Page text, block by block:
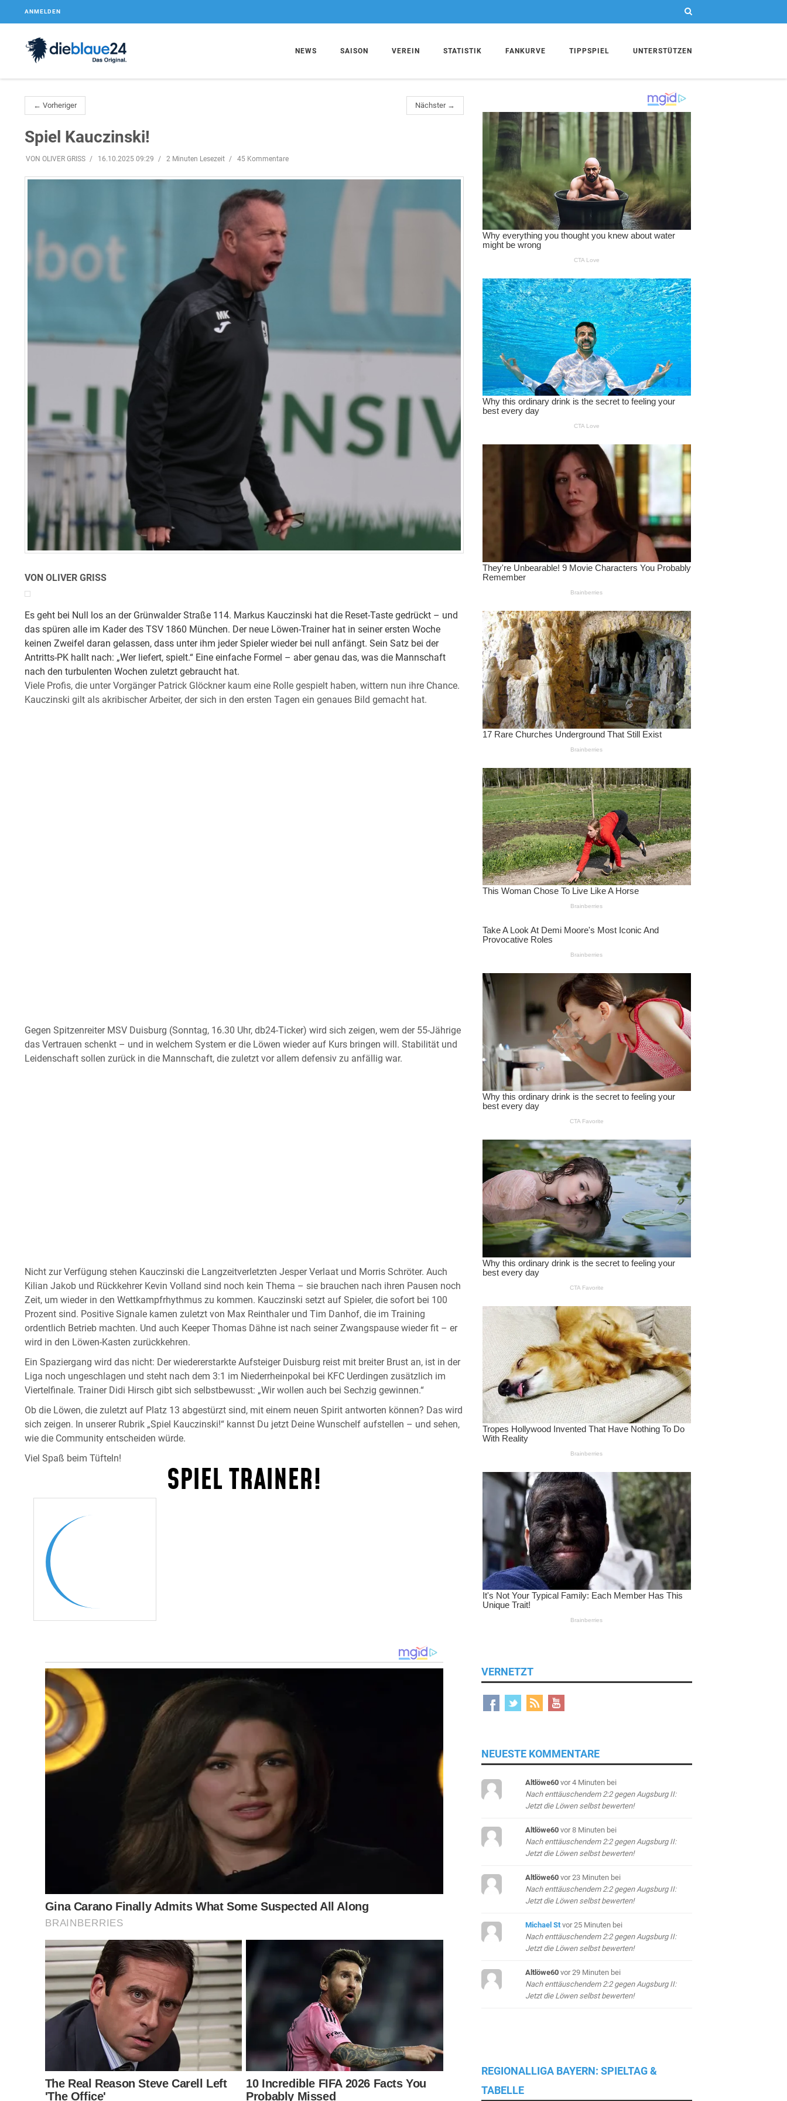
ANMELDEN
NEWS SAISON VEREIN STATISTIK FANKURVE TIPPSPIEL UNTERSTÜTZEN
← Vorheriger Nächster →
Spiel Kauczinski!
VON OLIVER GRISS 16.10.2025 09:29 2 Minuten Lesezeit 45 Kommentare
VON OLIVER GRISS
Es geht bei Null los an der Grünwalder Straße 114. Markus Kauczinski hat die Reset-Taste gedrückt – und
das spüren alle im Kader des TSV 1860 München. Der neue Löwen-Trainer hat in seiner ersten Woche
keinen Zweifel daran gelassen, dass unter ihm jeder Spieler wieder bei null anfängt. Sein Satz bei der
Antritts-PK hallt nach: „Wer liefert, spielt.“ Eine einfache Formel – aber genau das, was die Mannschaft
nach den turbulenten Wochen zuletzt gebraucht hat.
Viele Profis, die unter Vorgänger Patrick Glöckner kaum eine Rolle gespielt haben, wittern nun ihre Chance.
Kauczinski gilt als akribischer Arbeiter, der sich in den ersten Tagen ein genaues Bild gemacht hat.
Gegen Spitzenreiter MSV Duisburg (Sonntag, 16.30 Uhr, db24-Ticker) wird sich zeigen, wem der 55-Jährige
das Vertrauen schenkt – und in welchem System er die Löwen wieder auf Kurs bringen will. Stabilität und
Leidenschaft sollen zurück in die Mannschaft, die zuletzt vor allem defensiv zu anfällig war.
Nicht zur Verfügung stehen Kauczinski die Langzeitverletzten Jesper Verlaat und Morris Schröter. Auch
Kilian Jakob und Rückkehrer Kevin Volland sind noch kein Thema – sie brauchen nach ihren Pausen noch
Zeit, um wieder in den Wettkampfrhythmus zu kommen. Kauczinski setzt auf Spieler, die sofort bei 100
Prozent sind. Positive Signale kamen zuletzt von Max Reinthaler und Tim Danhof, die im Training
ordentlich Betrieb machten. Und auch Keeper Thomas Dähne ist nach seiner Zwangspause wieder fit – er
wird in den Löwen-Kasten zurückkehren.
Ein Spaziergang wird das nicht: Der wiedererstarkte Aufsteiger Duisburg reist mit breiter Brust an, ist in der
Liga noch ungeschlagen und steht nach dem 3:1 im Niederrheinpokal bei KFC Uerdingen zusätzlich im
Viertelfinale. Trainer Didi Hirsch gibt sich selbstbewusst: „Wir wollen auch bei Sechzig gewinnen.“
Ob die Löwen, die zuletzt auf Platz 13 abgestürzt sind, mit einem neuen Spirit antworten können? Das wird
sich zeigen. In unserer Rubrik „Spiel Kauczinski!“ kannst Du jetzt Deine Wunschelf aufstellen – und sehen,
wie die Community entscheiden würde.
Viel Spaß beim Tüfteln!
SPIEL TRAINER!
VERNETZT
NEUESTE KOMMENTARE
Altlöwe60 vor 4 Minuten bei
Nach enttäuschendem 2:2 gegen Augsburg II:
Jetzt die Löwen selbst bewerten!
Altlöwe60 vor 8 Minuten bei
Nach enttäuschendem 2:2 gegen Augsburg II:
Jetzt die Löwen selbst bewerten!
Altlöwe60 vor 23 Minuten bei
Nach enttäuschendem 2:2 gegen Augsburg II:
Jetzt die Löwen selbst bewerten!
Michael St vor 25 Minuten bei
Nach enttäuschendem 2:2 gegen Augsburg II:
Jetzt die Löwen selbst bewerten!
Altlöwe60 vor 29 Minuten bei
Nach enttäuschendem 2:2 gegen Augsburg II:
Jetzt die Löwen selbst bewerten!
REGIONALLIGA BAYERN: SPIELTAG &
TABELLE